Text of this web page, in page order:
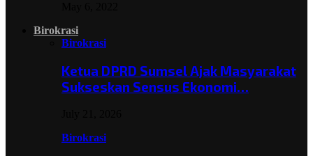
Birokrasi
Birokrasi
Ketua DPRD Sumsel Ajak Masyarakat
Sukseskan Sensus Ekonomi…
Birokrasi